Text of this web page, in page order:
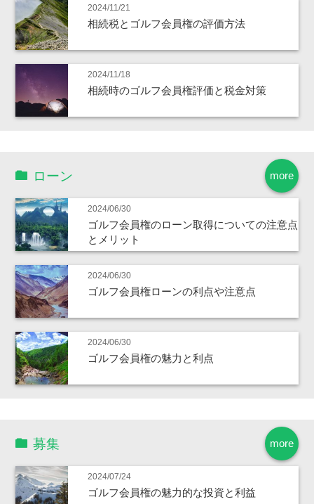
2024/11/21
相続税とゴルフ会員権の評価方法
2024/11/18
相続時のゴルフ会員権評価と税金対策
more
ローン
2024/06/30
ゴルフ会員権のローン取得についての注意点
とメリット
2024/06/30
ゴルフ会員権ローンの利点や注意点
2024/06/30
ゴルフ会員権の魅力と利点
more
募集
2024/07/24
ゴルフ会員権の魅力的な投資と利益